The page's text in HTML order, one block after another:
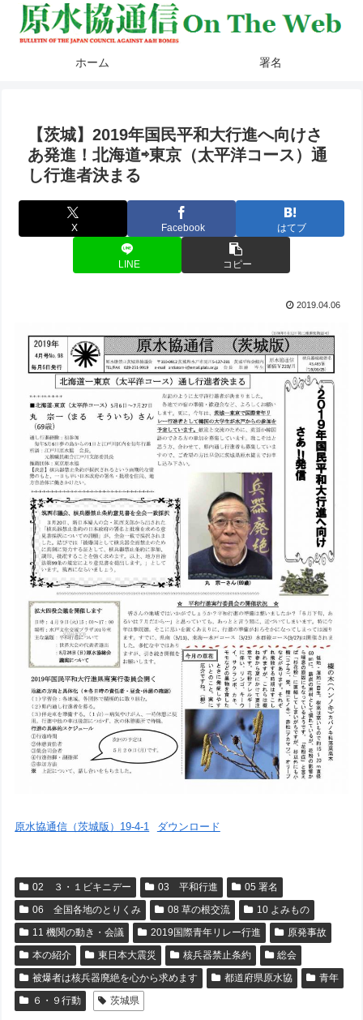
ホーム 署名
【茨城】2019年国民平和大行進へ向けさ
あ発進！北海道⇨東京（太平洋コース）通
し行進者決まる
X Facebook はてブ
LINE コピー
2019.04.06
原水協通信（茨城版）19-4-1 ダウンロード
02 ３・１ビキニデー 03 平和行進
05 署名
06 全国各地のとりくみ
08 草の根交流
10 よみもの
11 機関の動き・会議
2019国際青年リレー行進
原発事故
本の紹介
東日本大震災 核兵器禁止条約
総会
被爆者は核兵器廃絶を心から求めます
都道府県原水協
青年
６・９行動
茨城県